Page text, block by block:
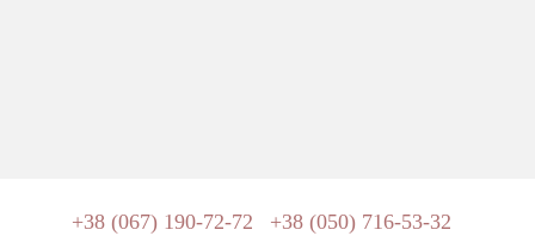
+38 (067) 190-72-72 +38 (050) 716-53-32